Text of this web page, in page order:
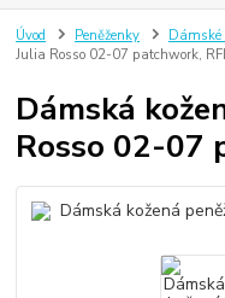
Úvod Peněženky Dámské
Julia Rosso 02-07 patchwork,
Dámská
Rosso 02-07